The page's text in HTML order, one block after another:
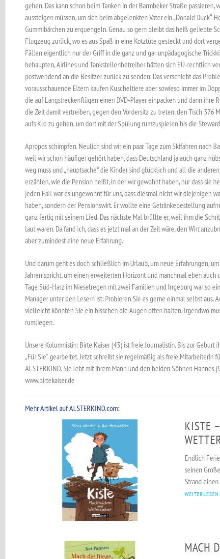
gehen. Das kann schon beim Tanken in der Barmbeker Straße
aussteigen müssen, um sich beim abgelenkten Vater ein „Donald Duck“-
Gummibärchen zu erquengeln. Genau so gern bleibt das heiß geliebte
Flugzeug zurück, wo es aus Spaß in eine Kotztüte gesteckt und dort
Fällen eigentlich nur der Griff in die ganz und gar unpädagogische
behaupten, Airlines und Tankstellenbetreiber hätten sich EU-rechtlich
postwendend an die Besitzer zurück zu senden. Das verschiebt das
vorausschauende Eltern kaufen Kuscheltiere aber sowieso immer im
die auf Langstreckenflügen einen DVD-Player einpacken und dann ihre
die Zeit damit vertreiben, gegen den Vordersitz zu treten, den Tisch 376
aufs Klo zu gehen, um dort mit der Spülung rumzuspielen bis die
Apropos schimpfen. Neulich sind wir ein paar Tage zum Skifahren nach
weil wir schon häufiger gehört haben, dass Deutschland ja auch ganz
weg muss und „hauptsache“ die Kinder sind glücklich und all die
erzählen, wie die Pension heißt, in der wir gewohnt haben, nur dass sie
jeden Fall war es ungewohnt für uns, dass diesmal nicht wir diejenigen
haben, sondern der Pensionswirt. Er wollte eine Getränkebestellung
ganz fertig mit seinem Lied. Das nächste Mal brüllte er, weil ihm die
laut waren. Da fand ich, dass es jetzt mal an der Zeit wäre, den Wirt
aber zumindest eine neue Erfahrung.
Und darum geht es doch schließlich im Urlaub, um neue Erfahrungen,
Jahren spricht, um einen erweiterten Horizont und manchmal eben auch
Tage Süd-Harz im Nieselregen mit zwei Familien und Ingeburg war so
Manager unter den Lesern ist: Probieren Sie es gerne einmal selbst aus.
vielleicht könnten Sie ein bisschen die Augen offen halten. Irgendwo
rumliegen.
Unsere Kolumnistin: Birte Kaiser (43) ist freie Journalistin. Bis zur Geburt
„Für Sie“ gearbeitet. Jetzt schreibt sie regelmäßig als freie Mitarbeiterin
ALSTERKIND. Sie lebt mit ihrem Mann und den beiden Söhnen Hannes
www.birtekaiser.de
Mehr Artikel auf ALSTERKIND.com:
KISTE
Endlich
seinen
Strand einen
WEITERLESEN
MACH